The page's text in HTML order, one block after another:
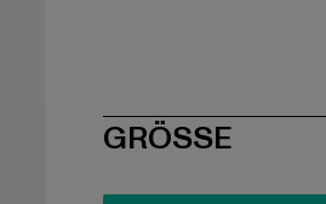
SIZE
GRÖSSE